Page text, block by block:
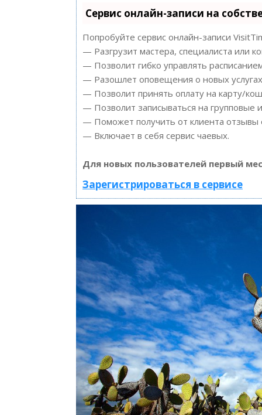
Сервис онлайн-записи на
Попробуйте сервис онлайн-записи
— Разгрузит мастера, специалиста или
— Позволит гибко управлять
— Разошлет оповещения о новых
— Позволит принять оплату на карту/
— Позволит записываться на групповые
— Поможет получить от клиента отзывы
— Включает в себя сервис чаевых.
Для новых пользователей первый
Зарегистрироваться в сервисе